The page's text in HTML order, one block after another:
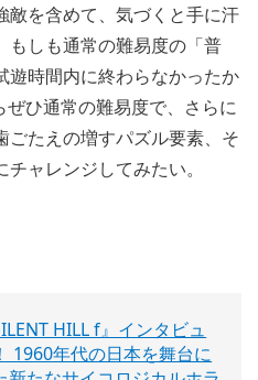
敵を含めて、気づくと手に汗
もしも通常の難易度の「普
遊時間内に終わらなかったか
ひ通常の難易度で、さらに
ごたえの増すパズル要素、そ
ャレンジしてみたい。
HILL f』インタビュ
1960年代の日本を舞台に